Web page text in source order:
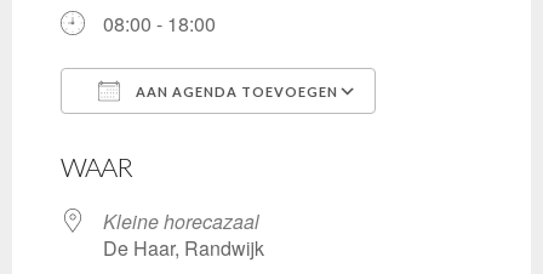
08:00 - 18:00
AAN AGENDA TOEVOEGEN
WAAR
Kleine horecazaal
De Haar, Randwijk